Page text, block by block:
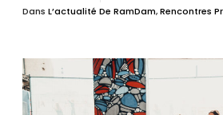
Dans L’actualité De RamDam,Rencontres